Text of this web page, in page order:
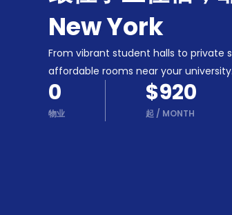
Become
New York
From vibrant student halls to private
affordable rooms near your university.
0
物业
$920
起 / MONTH